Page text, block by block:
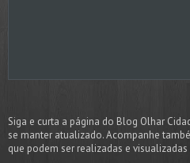
Siga e curta a página do Blog Olhar
se manter atualizado. Acompanhe
que podem ser realizadas e